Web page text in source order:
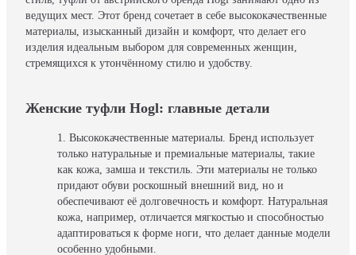
ведущих мест. Этот бренд сочетает в себе высококачественные
материалы, изысканный дизайн и комфорт, что делает его
изделия идеальным выбором для современных женщин,
стремящихся к утончённому стилю и удобству.
Женские туфли Hogl: главные детали
Высококачественные материалы. Бренд использует
только натуральные и премиальные материалы, такие
как кожа, замша и текстиль. Эти материалы не только
придают обуви роскошный внешний вид, но и
обеспечивают её долговечность и комфорт. Натуральная
кожа, например, отличается мягкостью и способностью
адаптироваться к форме ноги, что делает данные модели
особенно удобными.